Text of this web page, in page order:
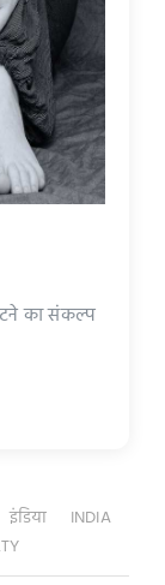
का संकल्प
इंडिया
INDIA